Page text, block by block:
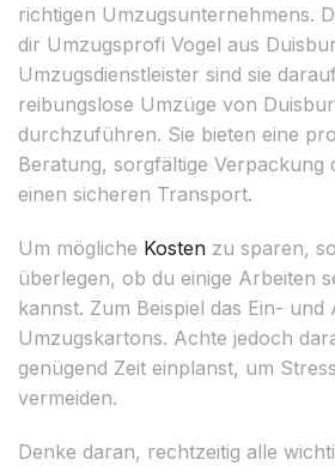
richtigen Umzugsunternehmens.
dir Umzugsprofi Vogel aus
Umzugsdienstleister sind sie
reibungslose Umzüge von
durchzuführen. Sie bieten eine
Beratung, sorgfältige Verpackung
einen sicheren Transport.
Um mögliche Kosten zu sparen,
überlegen, ob du einige Arbeiten
kannst. Zum Beispiel das Ein- und
Umzugskartons. Achte jedoch
genügend Zeit einplanst, um
vermeiden.
Denke daran, rechtzeitig alle